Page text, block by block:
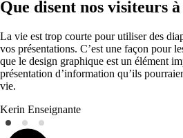
Que disent nos visiteurs
La vie est trop courte pour utiliser des
vos présentations. C’est une façon pour
que le design graphique est un élément
présentation d’information qu’ils
vie.
Kerin Enseignante